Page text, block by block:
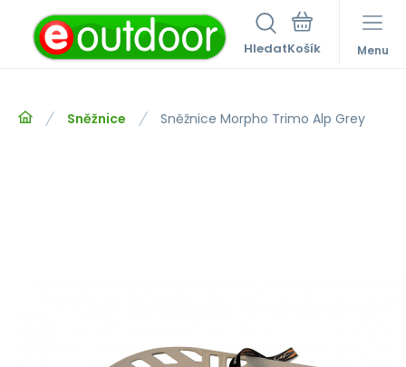
Hledat Menu
Sněžnice Sněžnice Morpho Trimo Alp Grey